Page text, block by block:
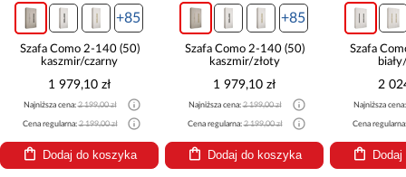
+85
Szafa Como 2-140 (50)
kaszmir/czarny
1 979,10 zł
Najniższa cena:2 199,00 zł
Cena regularna:2 199,00 zł
Dodaj do koszyka
+85
Szafa Como 2-140 (50)
kaszmir/złoty
1 979,10 zł
Najniższa cena:2 199,00 zł
Cena regularna:2 199,00 zł
Dodaj do koszyka
Szafa
2
Najniższa
Cena